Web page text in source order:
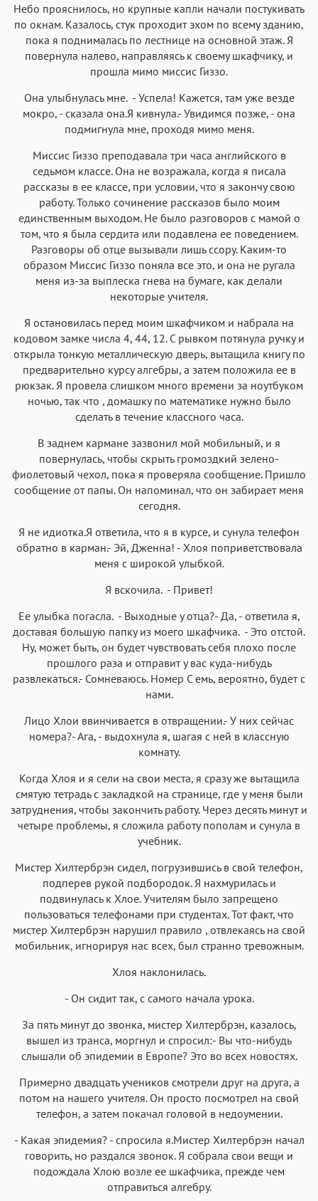
Небо прояснилось, но крупные капли начали постукивать
по окнам. Казалось, стук проходит эхом по всему зданию,
пока я поднималась по лестнице на основной этаж. Я
повернула налево, направляясь к своему шкафчику, и
прошла мимо миссис Гиззо.
Она улыбнулась мне. - Успела! Кажется, там уже везде
мокро, - сказала она.Я кивнула.- Увидимся позже, - она
подмигнула мне, проходя мимо меня.
Миссис Гиззо преподавала три часа английского в
седьмом классе. Она не возражала, когда я писала
рассказы в ее классе, при условии, что я закончу свою
работу. Только сочинение рассказов было моим
единственным выходом. Не было разговоров с мамой о
том, что я была сердита или подавлена ее поведением.
Разговоры об отце вызывали лишь ссору. Каким-то
образом Миссис Гиззо поняла все это, и она не ругала
меня из-за выплеска гнева на бумаге, как делали
некоторые учителя.
Я остановилась перед моим шкафчиком и набрала на
кодовом замке числа 4, 44, 12. С рывком потянула ручку и
открыла тонкую металлическую дверь, вытащила книгу по
предварительно курсу алгебры, а затем положила ее в
рюкзак. Я провела слишком много времени за ноутбуком
ночью, так что , домашку по математике нужно было
сделать в течение классного часа.
В заднем кармане зазвонил мой мобильный, и я
повернулась, чтобы скрыть громоздкий зелено-
фиолетовый чехол, пока я проверяла сообщение. Пришло
сообщение от папы. Он напоминал, что он забирает меня
сегодня.
Я не идиотка.Я ответила, что я в курсе, и сунула телефон
обратно в карман.- Эй, Дженна! - Хлоя поприветствовала
меня с широкой улыбкой.
Я вскочила. - Привет!
Ее улыбка погасла. - Выходные у отца?- Да, - ответила я,
доставая большую папку из моего шкафчика. - Это отстой.
Ну, может быть, он будет чувствовать себя плохо после
прошлого раза и отправит у вас куда-нибудь
развлекаться.- Сомневаюсь. Номер С емь, вероятно, будет с
нами.
Лицо Хлои ввинчивается в отвращении.- У них сейчас
номера?- Ага, - выдохнула я, шагая с ней в классную
комнату.
Когда Хлоя и я сели на свои места, я сразу же вытащила
смятую тетрадь с закладкой на странице, где у меня были
затруднения, чтобы закончить работу. Через десять минут и
четыре проблемы, я сложила работу пополам и сунула в
учебник.
Мистер Хилтербрэн сидел, погрузившись в свой телефон,
подперев рукой подбородок. Я нахмурилась и
подвинулась к Хлое. Учителям было запрещено
пользоваться телефонами при студентах. Тот факт, что
мистер Хилтербрэн нарушил правило , отвлекаясь на свой
мобильник, игнорируя нас всех, был странно тревожным.
Хлоя наклонилась.
- Он сидит так, с самого начала урока.
За пять минут до звонка, мистер Хилтербрэн, казалось,
вышел из транса, моргнул и спросил:- Вы что-нибудь
слышали об эпидемии в Европе? Это во всех новостях.
Примерно двадцать учеников смотрели друг на друга, а
потом на нашего учителя. Он просто посмотрел на свой
телефон, а затем покачал головой в недоумении.
- Какая эпидемия? - спросила я.Мистер Хилтербрэн начал
говорить, но раздался звонок. Я собрала свои вещи и
подождала Хлою возле ее шкафчика, прежде чем
отправиться алгебру.